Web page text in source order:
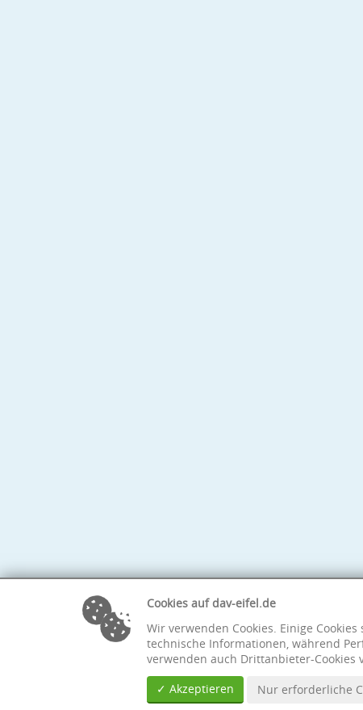
Cookies auf dav-eifel.de
Wir verwenden Cookies. Einige
technische Informationen, während
verwenden auch Drittanbieter-
✓ Akzeptieren
Nur erforderliche